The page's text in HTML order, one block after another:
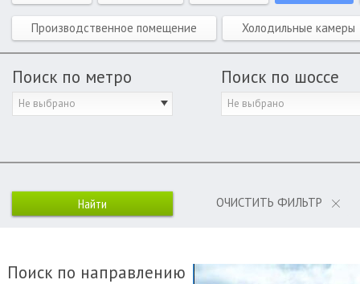
Производственное помещение Холодильные камеры
Поиск по метро
Не выбрано
Поиск по шоссе
Не выбрано
ОЧИСТИТЬ ФИЛЬТР
Поиск по направлению